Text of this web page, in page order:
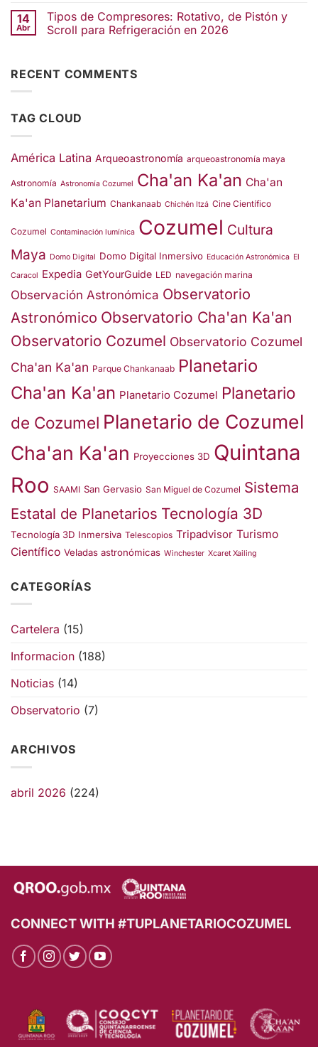
14
Abr
Tipos de Compresores: Rotativo, de Pistón y
Scroll para Refrigeración en 2026
RECENT COMMENTS
TAG CLOUD
América Latina Arqueoastronomía arqueoastronomía maya
Astronomía Astronomía Cozumel Cha'an Ka'an Cha'an
Ka'an Planetarium Chankanaab Chichén Itzá Cine Científico
Cozumel Contaminación lumínica Cozumel Cultura
Maya Domo Digital Domo Digital Inmersivo Educación Astronómica El
Caracol Expedia GetYourGuide LED navegación marina
Observación Astronómica Observatorio
Astronómico Observatorio Cha'an Ka'an
Observatorio Cozumel Observatorio Cozumel
Cha'an Ka'an Parque Chankanaab Planetario
Cha'an Ka'an Planetario Cozumel Planetario
de Cozumel Planetario de Cozumel
Cha'an Ka'an Proyecciones 3D Quintana
Roo SAAMI San Gervasio San Miguel de Cozumel Sistema
Estatal de Planetarios Tecnología 3D
Tecnología 3D Inmersiva Telescopios Tripadvisor Turismo
Científico Veladas astronómicas Winchester Xcaret Xailing
CATEGORÍAS
Cartelera (15)
Informacion (188)
Noticias (14)
Observatorio (7)
ARCHIVOS
abril 2026 (224)
CONNECT WITH #TUPLANETARIOCOZUMEL